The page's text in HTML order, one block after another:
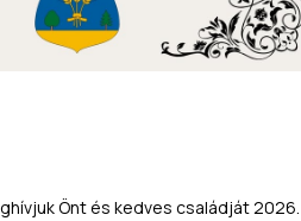
Önt és kedves családját 2026.